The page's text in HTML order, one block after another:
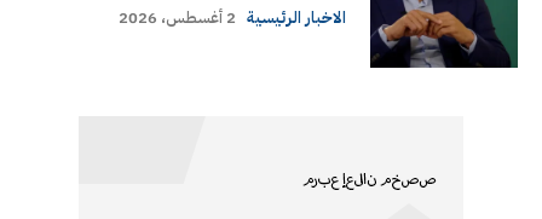
الاخبار الرئيسية 2 أغسطس، 2026